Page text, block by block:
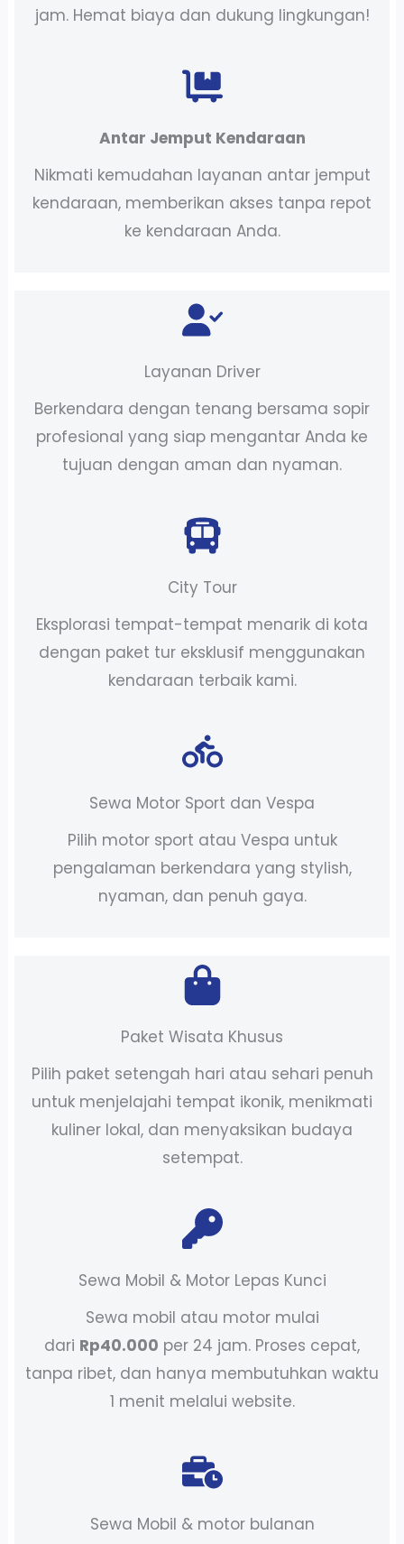
jam. Hemat biaya dan dukung lingkungan!
Antar Jemput Kendaraan
Nikmati kemudahan layanan antar jemput
kendaraan, memberikan akses tanpa repot
ke kendaraan Anda.
Layanan Driver
Berkendara dengan tenang bersama sopir
profesional yang siap mengantar Anda ke
tujuan dengan aman dan nyaman.
City Tour
Eksplorasi tempat-tempat menarik di kota
dengan paket tur eksklusif menggunakan
kendaraan terbaik kami.
Sewa Motor Sport dan Vespa
Pilih motor sport atau Vespa untuk
pengalaman berkendara yang stylish,
nyaman, dan penuh gaya.
Paket Wisata Khusus
Pilih paket setengah hari atau sehari penuh
untuk menjelajahi tempat ikonik, menikmati
kuliner lokal, dan menyaksikan budaya
setempat.
Sewa Mobil & Motor Lepas Kunci
Sewa mobil atau motor mulai
dari Rp40.000 per 24 jam. Proses cepat,
tanpa ribet, dan hanya membutuhkan waktu
1 menit melalui website.
Sewa Mobil & motor bulanan